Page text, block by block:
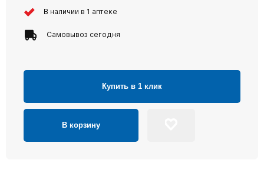
В наличии в 1 аптеке
Самовывоз сегодня
Купить в 1 клик
В корзину